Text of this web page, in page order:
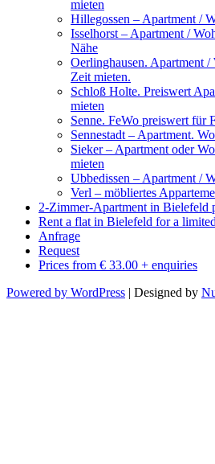
mieten
Hillegossen – Apartment /
Isselhorst – Apartment /
Nähe
Oerlinghausen. Apartment
Zeit mieten.
Schloß Holte. Preiswert
mieten
Senne. FeWo preiswert für
Sennestadt – Apartment.
Sieker – Apartment oder
mieten
Ubbedissen – Apartment /
Verl – möbliertes
2-Zimmer-Apartment in Bielefeld
Rent a flat in Bielefeld for a
Anfrage
Request
Prices from € 33.00 + enquiries
Powered by WordPress | Designed by